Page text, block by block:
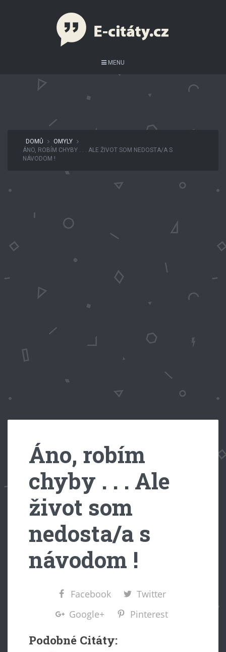
MENU
DOMŮ
OMYLY
ÁNO, ROBÍM CHYBY . . . ALE ŽIVOT SOM NEDOSTA/A S
NÁVODOM !
Áno, robím
chyby . . . Ale
život som
nedosta/a s
návodom !
Facebook
Twitter
Google+
Pinterest
Podobné Citáty: